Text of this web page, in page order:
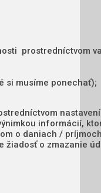
prostredníctvom
si musíme ponechať);
informácií,
o daniach /
žiadosť o zmazanie